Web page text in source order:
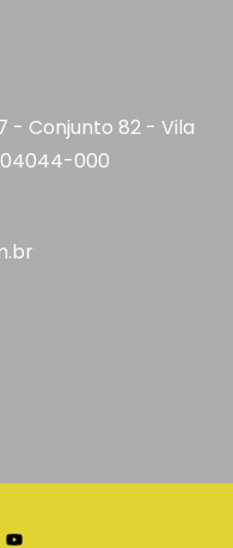
- Conjunto 82 - Vila
04044-000